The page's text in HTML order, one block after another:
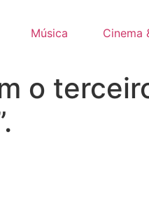
Música Cinema
o